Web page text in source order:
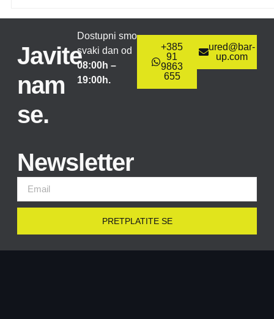
Javite
nam
se.
Dostupni smo
svaki dan od
08:00h –
19:00h.
+385
91
9863
655
ured@bar-
up.com
Newsletter
PRETPLATITE SE